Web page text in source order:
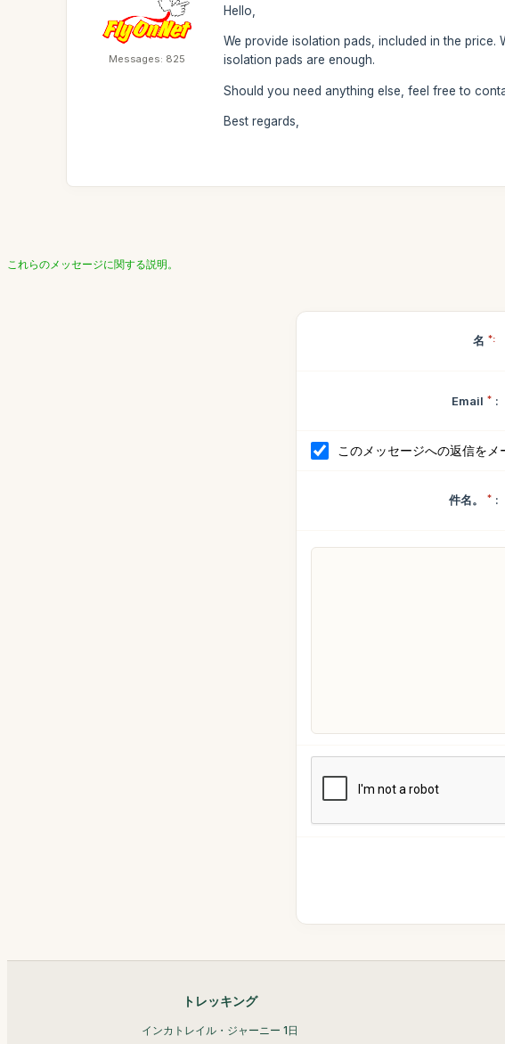
Messages: 825
Hello,
We provide isolation pads, included in the
isolation pads are enough.
Should you need anything else, feel free to
Best regards,
これらのメッセージに関する説明。
名 *:
Email * :
このメッセージへの返信をメ
件名。 * :
トレッキング
インカトレイル・ジャーニー 1日